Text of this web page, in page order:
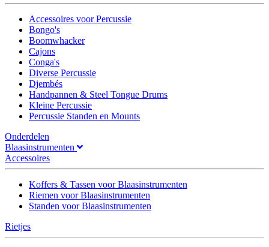
Accessoires voor Percussie
Bongo's
Boomwhacker
Cajons
Conga's
Diverse Percussie
Djembés
Handpannen & Steel Tongue Drums
Kleine Percussie
Percussie Standen en Mounts
Onderdelen
Blaasinstrumenten
Accessoires
Koffers & Tassen voor Blaasinstrumenten
Riemen voor Blaasinstrumenten
Standen voor Blaasinstrumenten
Rietjes